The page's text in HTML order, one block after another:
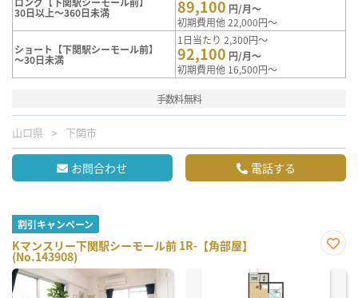
30日以上～360日未満 89,100 円/月～
初期費用他 22,000円～
ショート【下関駅シーモール前】
～30日未満
1日当たり 2,300円～
92,100 円/月～
初期費用他 16,500円～
手数料無料
山口県 下関市
お問合わせ 電話する
割引キャンペーン
Kマンスリー下関駅シーモール前 1R-【角部屋】
(No.143908)
に入